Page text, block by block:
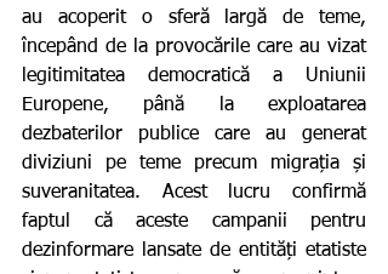
au acoperit o sferă largă de teme,
începând de la provocările care au vizat
legitimitatea democratică a Uniunii
Europene, până la exploatarea
dezbaterilor publice care au generat
diviziuni pe teme precum migrația și
suveranitatea. Acest lucru confirmă
faptul că aceste campanii pentru
dezinformare lansate de entități etatiste